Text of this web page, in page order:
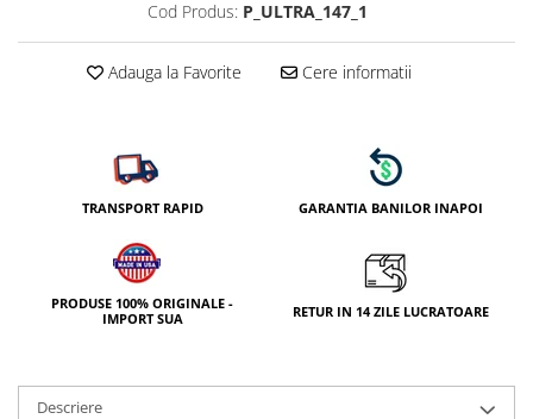
Cod Produs: P_ULTRA_147_1
Adauga la Favorite Cere informatii
TRANSPORT RAPID GARANTIA BANILOR INAPOI
PRODUSE 100% ORIGINALE -
IMPORT SUA
RETUR IN 14 ZILE LUCRATOARE
Descriere